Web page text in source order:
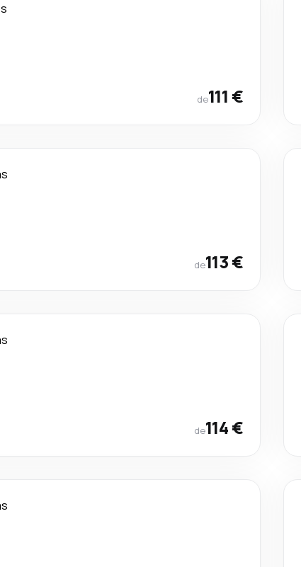
de111 €
de113 €
de114 €